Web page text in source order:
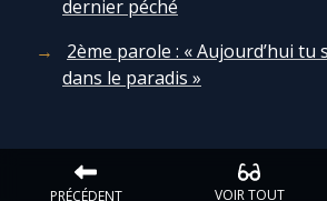
dernier péché
2ème parole : « Aujourd’hui tu
dans le paradis »
PRÉCÉDENT VOIR TOUT